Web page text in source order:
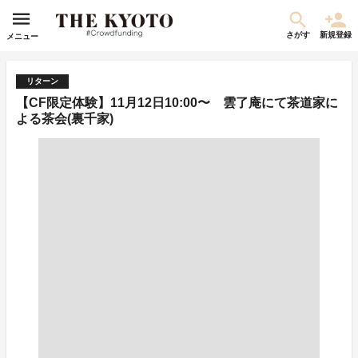
メニュー さがす 新規登録
リターン
【CF限定体験】11月12日10:00〜 雲了庵にて茶道家に
よる茶会(裏千家)